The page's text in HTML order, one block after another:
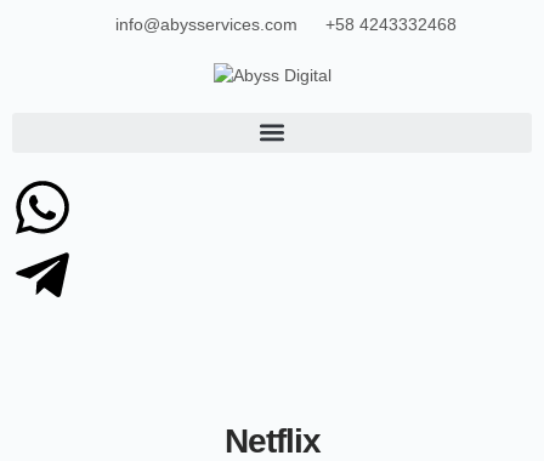
info@abysservices.com +58 4243332468
Netflix